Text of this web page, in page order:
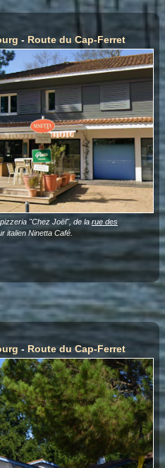
- Route du Cap-Ferret
"Chez Joël", de larue des
italien Ninetta Café.
- Route du Cap-Ferret